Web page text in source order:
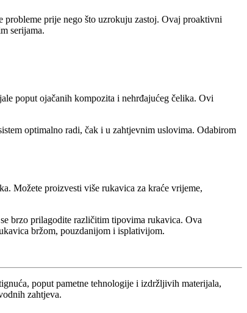
prije nego što uzrokuju zastoj. Ovaj proaktivni
serijama.
poput ojačanih kompozita i nehrđajućeg čelika. Ovi
optimalno radi, čak i u zahtjevnim uslovima. Odabirom
Možete proizvesti više rukavica za kraće vrijeme,
brzo prilagodite različitim tipovima rukavica. Ova
bržom, pouzdanijom i isplativijom.
poput pametne tehnologije i izdržljivih materijala,
zahtjeva.